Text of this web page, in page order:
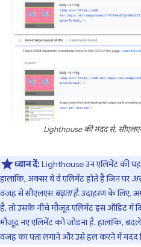
Lighthouse की मदद से,
ध्यान दें:Lighthouse उन एलिमेंट की
हालांकि, अक्सर ये वे एलिमेंट होते हैं जिन पर
वजह से सीएलएसबढ़ता है. उदाहरण के लिए,
है, तो उसके नीचे मौजूद एलिमेंट इस ऑडिट में
मौजूद नए एलिमेंट को जोड़ना है. हालांकि,
वजह का पता लगाने और उसे हल करने में मदद